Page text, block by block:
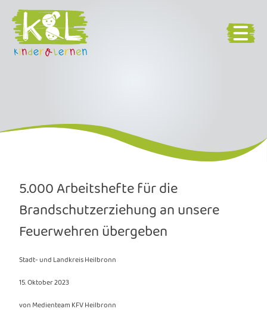
5.000 Arbeitshefte für die
Brandschutzerziehung an unsere
Feuerwehren übergeben
Stadt- und Landkreis Heilbronn
15. Oktober 2023
von Medienteam KFV Heilbronn